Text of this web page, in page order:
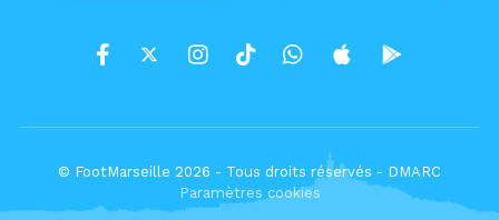
© FootMarseille 2026 - Tous droits réservés - DMARC
Paramètres cookies